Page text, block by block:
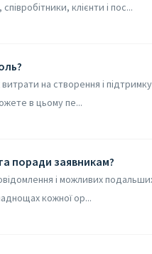
клієнти і пос...
на створення і підтримку
в цьому пе...
поради заявникам?
і можливих
кожної ор...